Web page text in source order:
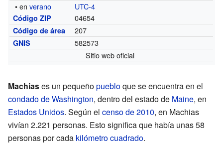
• enverano UTC-4
Código ZIP 04654
Código de área 207
GNIS
582573
Sitio web oficial
Machiases un pequeñopuebloque se encuentra en el
condado de Washington, dentro del estado de Maine, en
Estados Unidos. Según el censo de 2010, en Machias
vivían 2.221 personas. Esto significa que había unas 58
personas por cada kilómetro cuadrado.